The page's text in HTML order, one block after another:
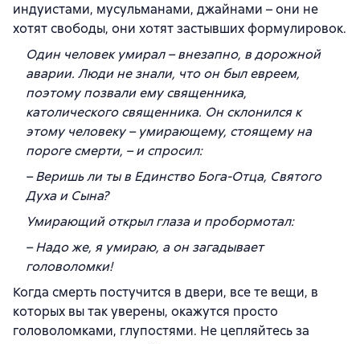
индуистами, мусульманами, джайнами – они не
хотят свободы, они хотят застывших формулировок.
Один человек умирал – внезапно, в дорожной
аварии. Люди не знали, что он был евреем,
поэтому позвали ему священника,
католического священника. Он склонился к
этому человеку – умирающему, стоящему на
пороге смерти, – и спросил:
– Веришь ли ты в Единство Бога-Отца, Святого
Духа и Сына?
Умирающий открыл глаза и пробормотал:
– Надо же, я умираю, а он загадывает
головоломки!
Когда смерть постучится в двери, все те вещи, в
которых вы так уверены, окажутся просто
головоломками, глупостями. Не цепляйтесь за